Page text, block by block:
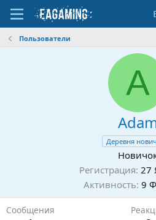
Пользователи
A
Деревня
Регистрация 27
Активность 9
Сообщения